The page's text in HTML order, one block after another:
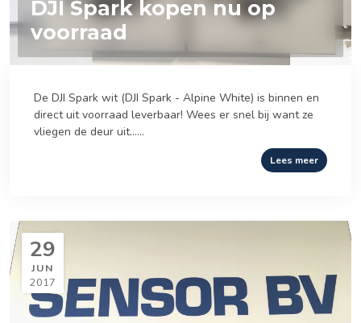
DJI Spark kopen nu op
voorraad
De DJI Spark wit (DJI Spark - Alpine White) is binnen en
direct uit voorraad leverbaar! Wees er snel bij want ze
vliegen de deur uit......
Lees meer
29
JUN
2017